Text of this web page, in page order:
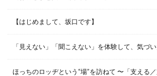
【はじめまして、坂口です】
「見えない」「聞こえない」を体験して、気づ
ほっちのロッヂという“場”を訪ねて 〜「支える